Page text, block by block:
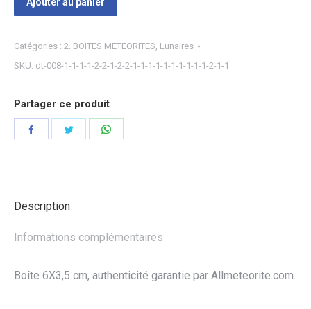
Catégories : 2. BOITES METEORITES, Lunaires
SKU: dt-008-1-1-1-1-2-2-1-2-2-1-1-1-1-1-1-1-1-1-1-2-1-1
Partager ce produit
Partager Partager
Description
Informations complémentaires
Boîte 6X3,5 cm, authenticité garantie par Allmeteorite.com.